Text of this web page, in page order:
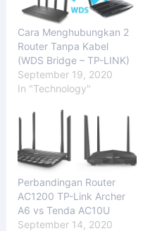
Cara Menghubungkan 2
Router Tanpa Kabel
(WDS Bridge – TP-LINK)
September 19, 2020
In "Technology"
Perbandingan Router
AC1200 TP-Link Archer
A6 vs Tenda AC10U
September 14, 2020